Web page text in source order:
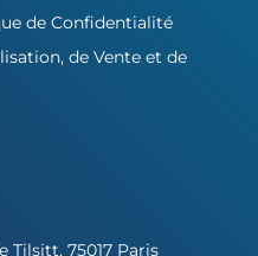
de Confidentialité
de Vente et de
Tilsitt, 75017 Paris